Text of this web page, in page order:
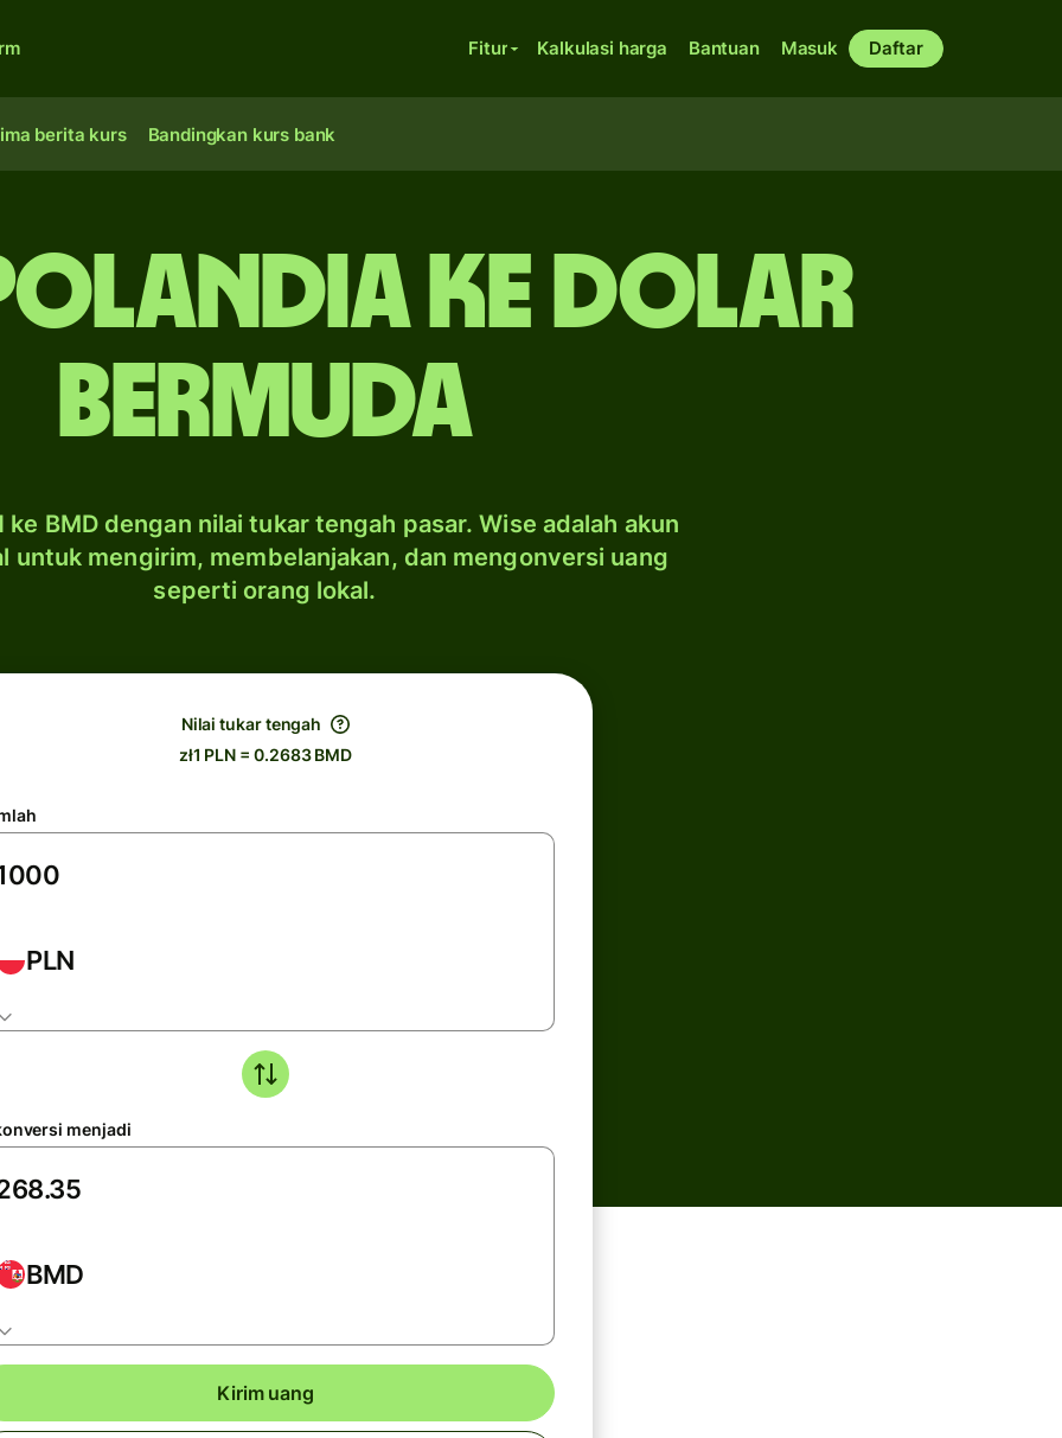
Fitur Kalkulasi harga Bantuan Masuk Daftar
berita kurs Bandingkan kurs bank
ke dolar
Bermuda
ke BMD dengan nilai tukar tengah pasar. Wise adalah akun
untuk mengirim, membelanjakan, dan mengonversi uang
seperti orang lokal.
Nilai tukar tengah
zł1 PLN = 0.2683 BMD
PLN
menjadi
BMD
Kirim uang